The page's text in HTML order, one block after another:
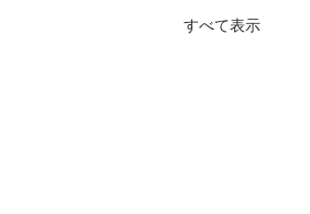
すべて表示